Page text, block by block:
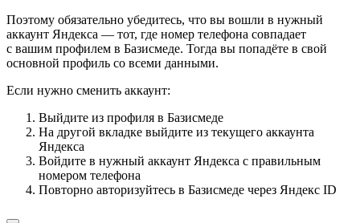
Поэтому обязательно убедитесь, что вы вошли в нужный
аккаунт Яндекса — тот, где номер телефона совпадает
с вашим профилем в Базисмеде. Тогда вы попадёте в свой
основной профиль со всеми данными.
Если нужно сменить аккаунт:
Выйдите из профиля в Базисмеде
На другой вкладке выйдите из текущего аккаунта
Яндекса
Войдите в нужный аккаунт Яндекса с правильным
номером телефона
Повторно авторизуйтесь в Базисмеде через Яндекс ID